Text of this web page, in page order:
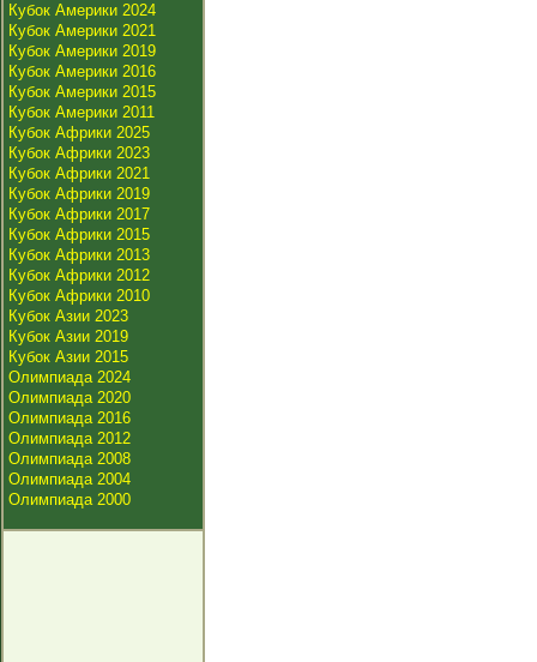
Кубок Америки 2024
Кубок Америки 2021
Кубок Америки 2019
Кубок Америки 2016
Кубок Америки 2015
Кубок Америки 2011
Кубок Африки 2025
Кубок Африки 2023
Кубок Африки 2021
Кубок Африки 2019
Кубок Африки 2017
Кубок Африки 2015
Кубок Африки 2013
Кубок Африки 2012
Кубок Африки 2010
Кубок Азии 2023
Кубок Азии 2019
Кубок Азии 2015
Олимпиада 2024
Олимпиада 2020
Олимпиада 2016
Олимпиада 2012
Олимпиада 2008
Олимпиада 2004
Олимпиада 2000